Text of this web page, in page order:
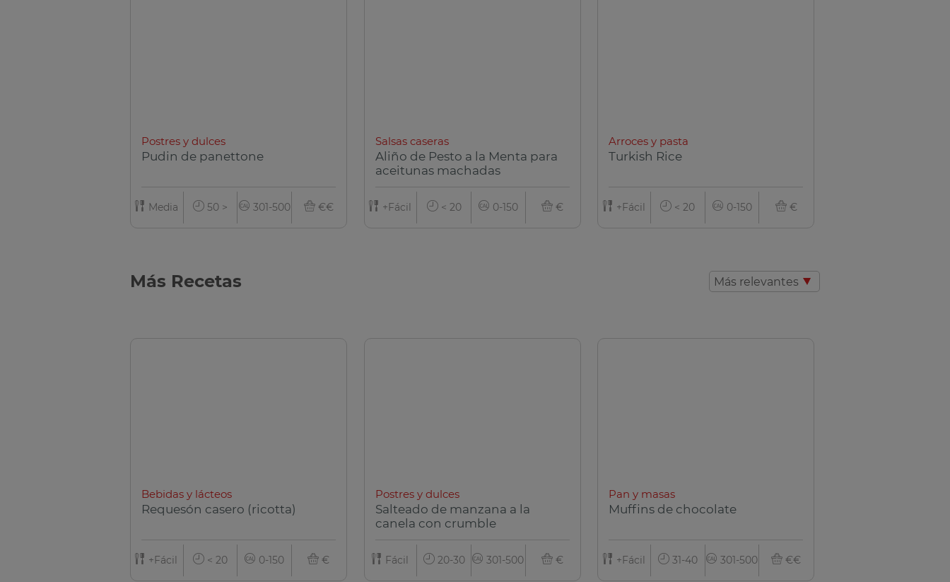
Postres y dulces
Pudin de panettone
Media 50 > 301-500 €€
Salsas caseras
Aliño de Pesto a la Menta para
aceitunas machadas
+Fácil < 20 0-150 €
Arroces y pasta
Turkish Rice
+Fácil < 20 0-150 €
Más Recetas Más relevantes
Bebidas y lácteos
Requesón casero (ricotta)
+Fácil < 20 0-150 €
Postres y dulces
Salteado de manzana a la
canela con crumble
Fácil 20-30 301-500 €
Pan y masas
Muffins de chocolate
+Fácil 31-40 301-500 €€